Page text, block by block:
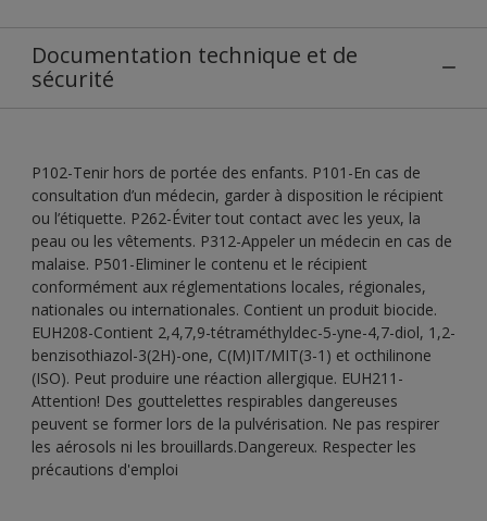
Documentation technique et de
sécurité
P102-Tenir hors de portée des enfants. P101-En cas de
consultation d’un médecin, garder à disposition le récipient
ou l’étiquette. P262-Éviter tout contact avec les yeux, la
peau ou les vêtements. P312-Appeler un médecin en cas de
malaise. P501-Eliminer le contenu et le récipient
conformément aux réglementations locales, régionales,
nationales ou internationales. Contient un produit biocide.
EUH208-Contient 2,4,7,9-tétraméthyldec-5-yne-4,7-diol, 1,2-
benzisothiazol-3(2H)-one, C(M)IT/MIT(3-1) et octhilinone
(ISO). Peut produire une réaction allergique. EUH211-
Attention! Des gouttelettes respirables dangereuses
peuvent se former lors de la pulvérisation. Ne pas respirer
les aérosols ni les brouillards.Dangereux. Respecter les
précautions d'emploi